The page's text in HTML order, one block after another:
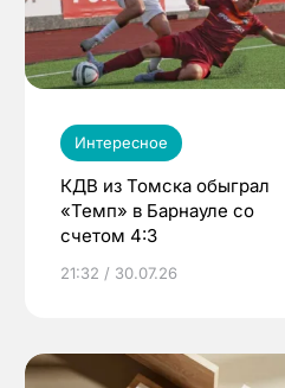
Интересное
КДВ из Томска обыграл
«Темп» в Барнауле со
счетом 4:3
21:32 / 30.07.26